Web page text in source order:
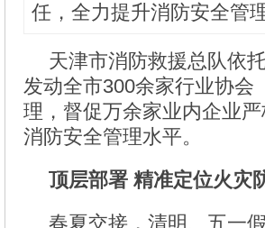
任，全力提升消防安全管
天津市消防救援总队依
发动全市300余家行业协会
理，督促万余家业内企业
消防安全管理水平。
顶层部署 精准定位火灾
春夏交接，清明、五一